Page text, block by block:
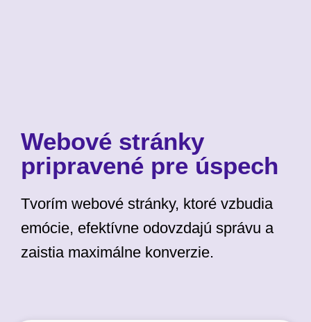
Webové stránky
pripravené pre úspech
Tvorím webové stránky, ktoré vzbudia
emócie, efektívne odovzdajú správu a
zaistia maximálne konverzie.